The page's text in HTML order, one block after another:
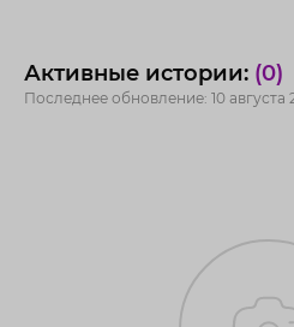
Активные истории: (0)
Последнее обновление: 10 августа